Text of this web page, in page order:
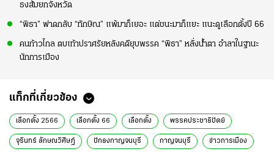
ธงส้มยกจังหวัด
“พิธา” ฟาดกลับ “ทักษิณ” แพ้มาก็เยอะ แต่ชนะมาก็แยะ แนะดูเลือกตั้งปี 66
คนก้าวไกล ตบเท้าปราศรัยหลังคดียุบพรรค “พิธา” หลั่งน้ำตา อำลาในฐานะ
นักการเมือง
แท็กที่เกี่ยวข้อง
เลือกตั้ง 2566 เลือกตั้ง 66 เลือกตั้ง พรรคประชาธิปัตย์
จุรินทร์ ลักษณวิศิษฏ์ ปักธงกาญจนบุรี กาญจนบุรี ข่าวการเมือง